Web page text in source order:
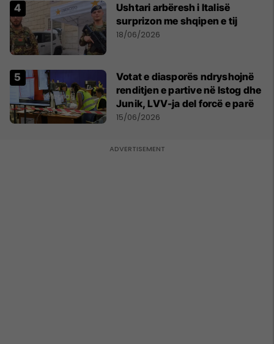
Ushtari arbëresh i Italisë
surprizon me shqipen e tij
18/06/2026
Votat e diasporës ndryshojnë
renditjen e partive në Istog dhe
Junik, LVV-ja del forcë e parë
15/06/2026